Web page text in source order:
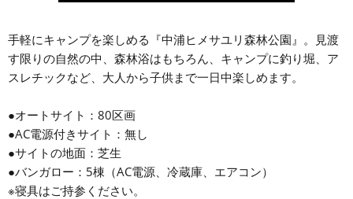
手軽にキャンプを楽しめる『中浦ヒメサユリ森林公園』。見渡
す限りの自然の中、森林浴はもちろん、キャンプに釣り堀、ア
スレチックなど、大人から子供まで一日中楽しめます。
●オートサイト：80区画
●AC電源付きサイト：無し
●サイトの地面：芝生
●バンガロー：5棟（AC電源、冷蔵庫、エアコン）
※寝具はご持参ください。